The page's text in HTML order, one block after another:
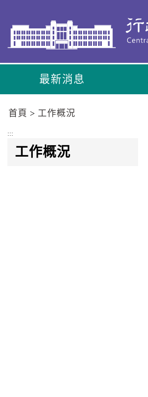
內
容
To
Center
最新消息
首頁 工作概況
:::
工作概況